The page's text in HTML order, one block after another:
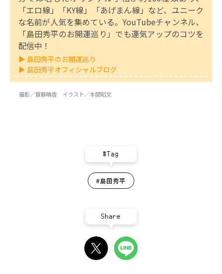
「エロ線」「KY線」「あげまん線」など、ユニーク
な名前が人気を集めている。YouTubeチャンネル、
「島田秀平のお開運巡り」でも運気アップのコツを
配信中！
▶ 島田秀平のお開運巡り
▶ 島田秀平オフィシャルブログ
撮影／齋藤晴香 イラスト／本間昭文
#Tag
#島田秀平
Share